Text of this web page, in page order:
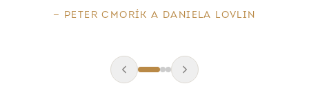
—BARBORA MLEJOVÁ